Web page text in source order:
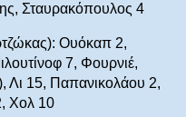
Σταυρακόπουλος 4
Ουόκαπ 2,
7, Φουρνιέ,
Λι 15, Παπανικολάου 2,
Χολ 10